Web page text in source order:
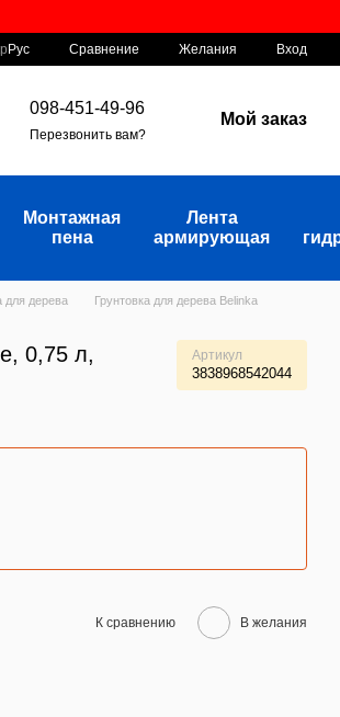
Рус Сравнение Желания Вход
098-451-49-96
Перезвонить вам?
Мой заказ
Монтажная
пена
Лента
армирующая
для дерева
Грунтовка для дерева Belinka
0,75 л,
Артикул
3838968542044
К сравнению В желания